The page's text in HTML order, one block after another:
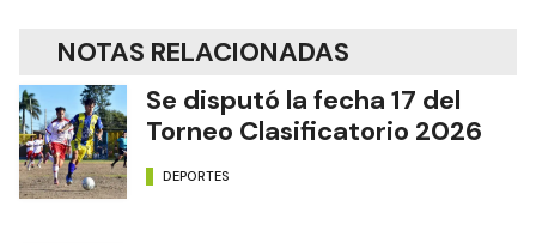
NOTAS RELACIONADAS
Se disputó la fecha 17 del
Torneo Clasificatorio 2026
DEPORTES